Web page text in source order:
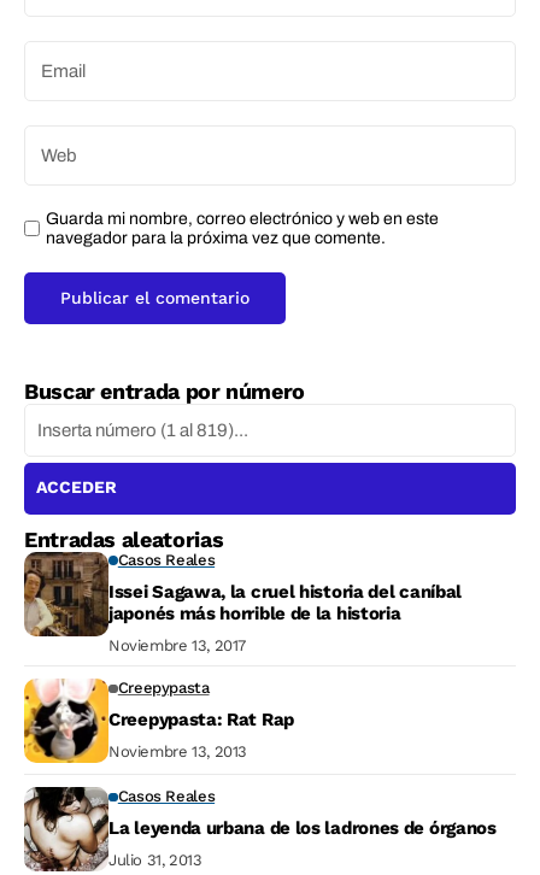
Guarda mi nombre, correo electrónico y web en este
navegador para la próxima vez que comente.
Buscar entrada por número
ACCEDER
Entradas aleatorias
Casos Reales
Issei Sagawa, la cruel historia del caníbal
japonés más horrible de la historia
Noviembre 13, 2017
Creepypasta
Creepypasta: Rat Rap
Noviembre 13, 2013
Casos Reales
La leyenda urbana de los ladrones de órganos
Julio 31, 2013